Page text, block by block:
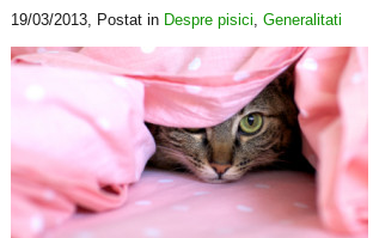
19/03/2013, Postat in Despre pisici, Generalitati